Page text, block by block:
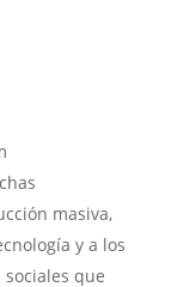
masiva,
y a los
que